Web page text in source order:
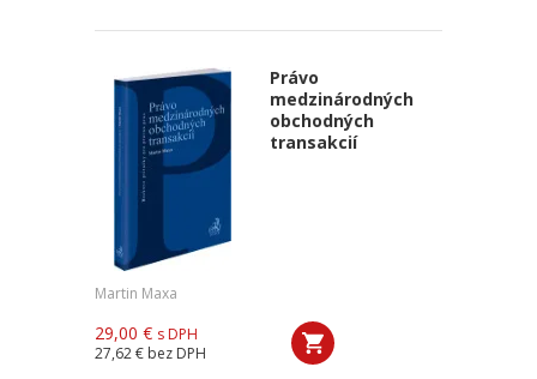
Právo
medzinárodných
obchodných
transakcií
Martin Maxa
29,00 € s DPH
27,62 € bez DPH